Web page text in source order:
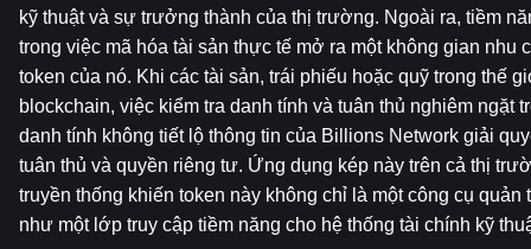
kỹ thuật và sự trưởng thành của thị trường. Ngoài ra, tiềm
trong việc mã hóa tài sản thực tế mở ra một không gian nhu
token của nó. Khi các tài sản, trái phiếu hoặc quỹ trong thế
blockchain, việc kiểm tra danh tính và tuân thủ nghiêm ngặt
danh tính không tiết lộ thông tin của Billions Network giải
tuân thủ và quyền riêng tư. Ứng dụng kép này trên cả thị
truyền thống khiến token này không chỉ là một công cụ quản
như một lớp truy cập tiềm năng cho hệ thống tài chính kỹ